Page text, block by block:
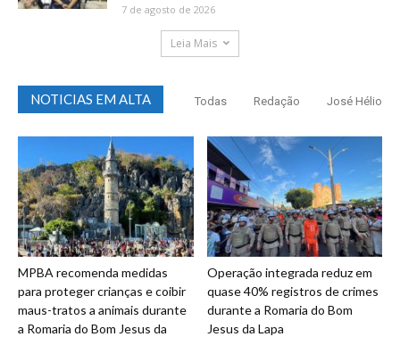
7 de agosto de 2026
Leia Mais
NOTICIAS EM ALTA Todas Redação José Hélio
MPBA recomenda medidas
para proteger crianças e coibir
maus-tratos a animais durante
a Romaria do Bom Jesus da
Operação integrada reduz em
quase 40% registros de crimes
durante a Romaria do Bom
Jesus da Lapa